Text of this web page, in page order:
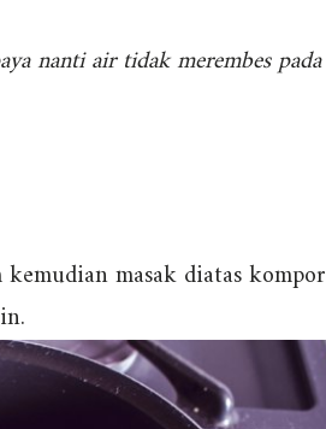
nanti air tidak merembes pada
masak diatas kompor